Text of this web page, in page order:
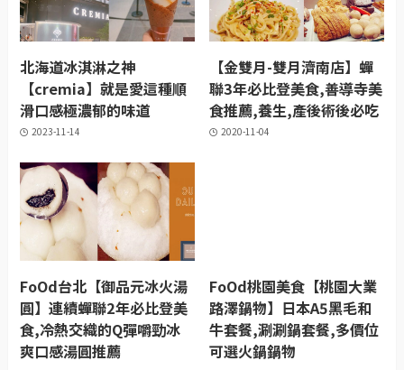
北海道冰淇淋之神
【cremia】就是愛這種順
滑口感極濃郁的味道
2023-11-14
【金雙月-雙月濟南店】蟬
聯3年必比登美食,善導寺美
食推薦,養生,產後術後必吃
2020-11-04
FoOd台北【御品元冰火湯
圓】連續蟬聯2年必比登美
食,冷熱交織的Q彈嚼勁冰
爽口感湯圓推薦
FoOd桃園美食【桃園大業
路澤鍋物】日本A5黑毛和
牛套餐,涮涮鍋套餐,多價位
可選火鍋鍋物